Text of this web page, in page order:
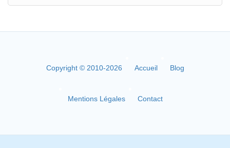
Copyright © 2010-2026 Accueil Blog
Mentions Légales Contact